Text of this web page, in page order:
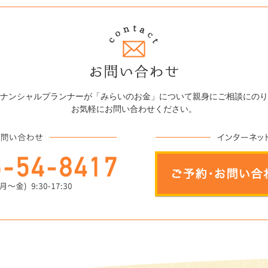
ンシャルプランナーが「みらいのお金」について親身にご相談にの
お気軽にお問い合わせください。